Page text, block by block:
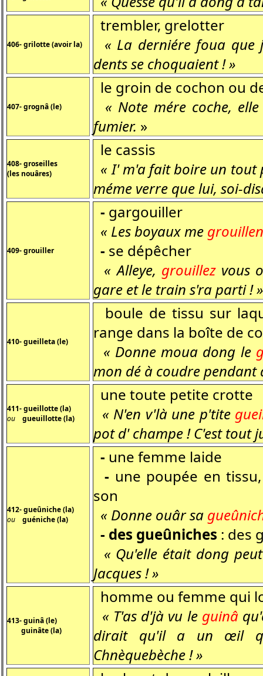
406- grilotte (avoir la)
trembler, grelotter
« La derniére foua
dents se choquaient ! »
407- grognâ (le)
le groin de cochon ou
« Note mére coche,
fumier. »
408- groseilles
(les nouâres)
le cassis
« I' m'a fait boire un tout
méme verre que lui, soi-
409- grouiller
- gargouiller
« Les boyaux me
- se dépêcher
« Alleye, grouillezvous
gare et le train s'ra parti ! »
410- gueilleta (le)
boule de tissu sur
range dans la boîte de
« Donne moua dong le
mon dé à coudre pendant
411- gueillotte (la)
ou
gueuillotte (la)
une toute petite crotte
« N'en v'là une p'tite
pot d' champe ! C'est tout
412- gueûniche (la)
ou guéniche (la)
- une femme laide
- une poupée en
son
« Donne ouâr sa
- des gueûniches : des
« Qu'elle était dong
Jacques ! »
413- guinâ (le)
guinâte (la)
homme ou femme qui
« T'as d'jà vu le guinâ
dirait qu'il a un œil
Chnèquebèche ! »